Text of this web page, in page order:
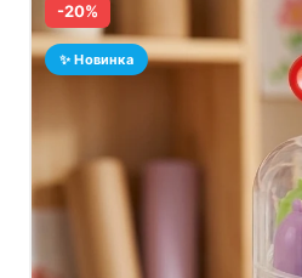
-20%
✨ Новинка